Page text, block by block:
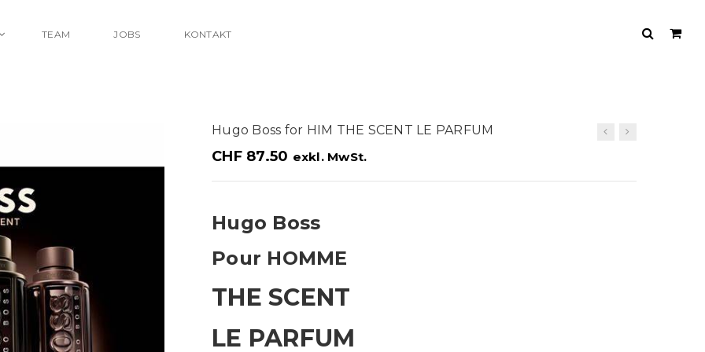
TEAM JOBS KONTAKT
Hugo Boss for HIM THE SCENT LE PARFUM
CHF87.50 exkl. MwSt.
Hugo Boss
Pour HOMME
THE SCENT
LE PARFUM